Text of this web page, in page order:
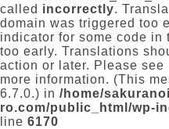
called incorrectly.
domain was triggered too
indicator for some code in
too early. Translations
action or later. Please see
more information. (This
6.7.0.) in /home/
ro.com/public_html/wp-
line 6170